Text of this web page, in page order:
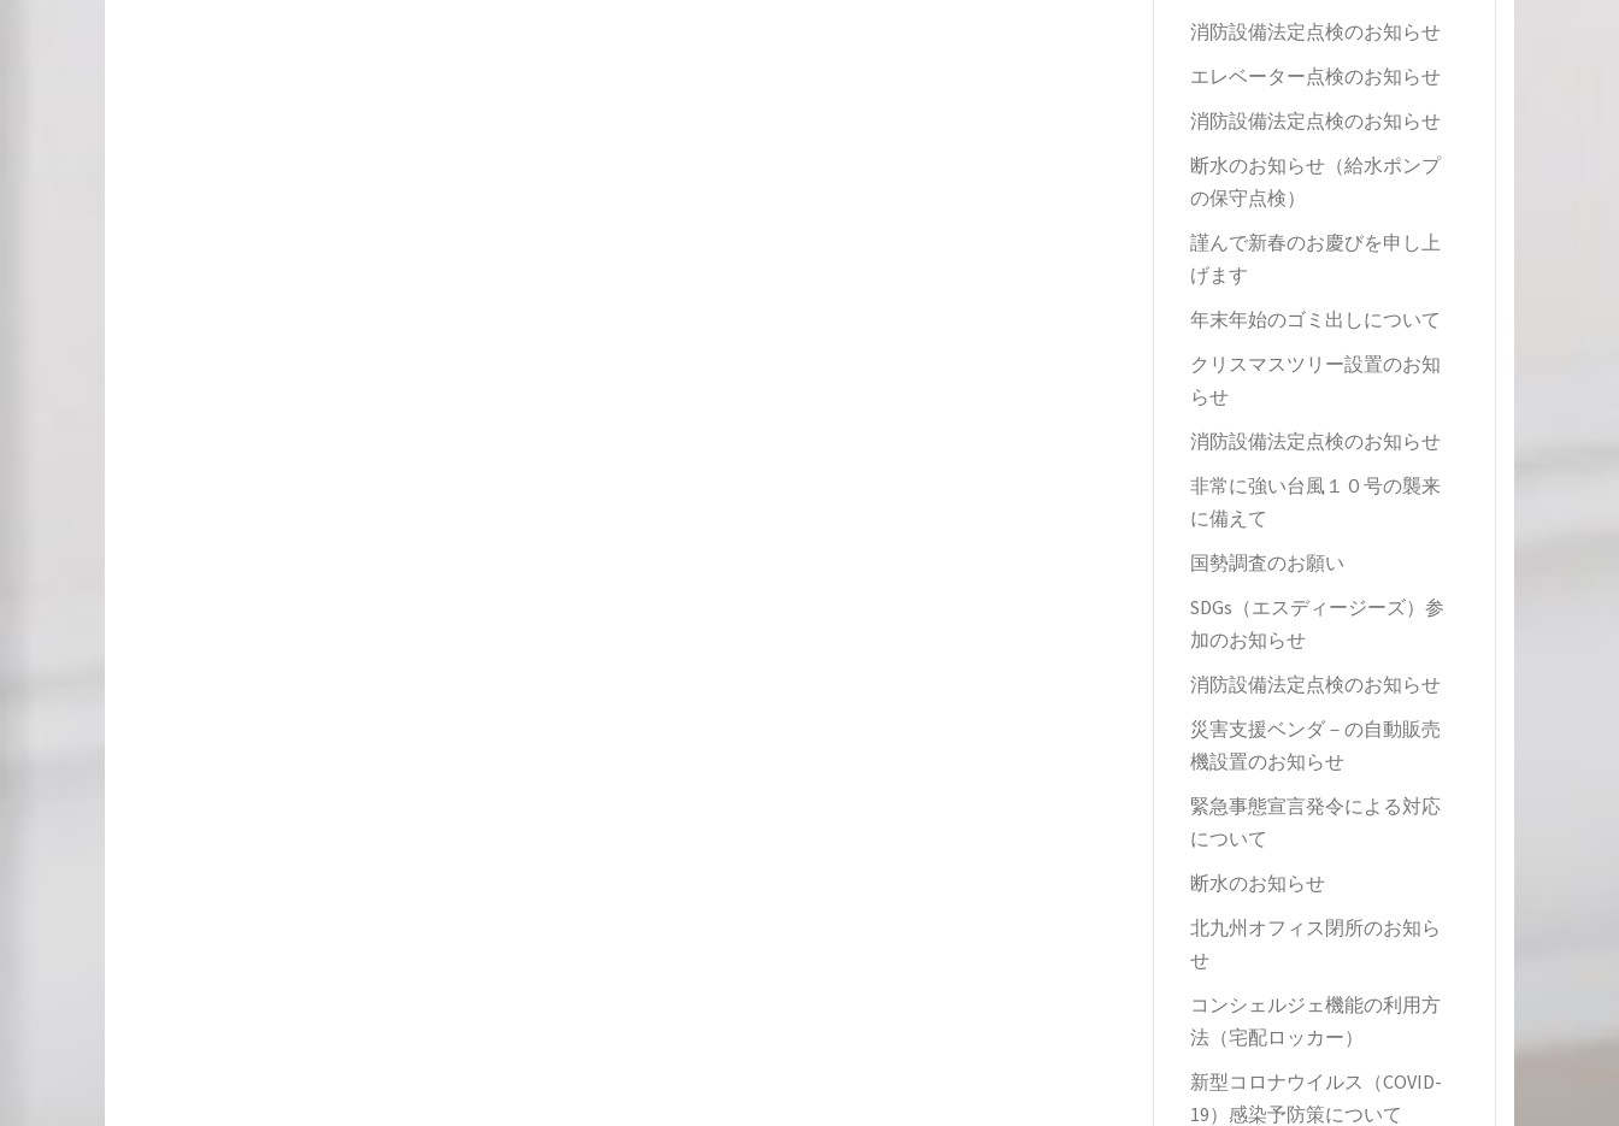
消防設備法定点検のお知らせ
エレベーター点検のお知らせ
消防設備法定点検のお知らせ
断水のお知らせ（給水ポンプ
の保守点検）
謹んで新春のお慶びを申し上
げます
年末年始のゴミ出しについて
クリスマスツリー設置のお知
らせ
消防設備法定点検のお知らせ
非常に強い台風１０号の襲来
に備えて
国勢調査のお願い
SDGs（エスディージーズ）参
加のお知らせ
消防設備法定点検のお知らせ
災害支援ベンダ－の自動販売
機設置のお知らせ
緊急事態宣言発令による対応
について
断水のお知らせ
北九州オフィス閉所のお知ら
せ
コンシェルジェ機能の利用方
法（宅配ロッカー）
新型コロナウイルス（COVID-
19）感染予防策について